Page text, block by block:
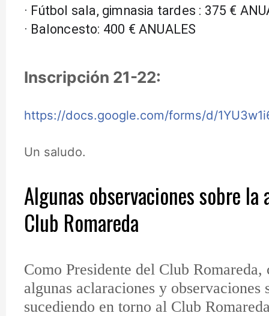
· Fútbol sala, gimnasia tardes : 375 €
· Baloncesto: 400 € ANUALES
Inscripción 21-22:
https://docs.google.com/forms/d/
Un saludo.
Algunas observaciones sobre
Club Romareda
Como Presidente del Club
algunas aclaraciones y observaciones
sucediendo en torno al Club